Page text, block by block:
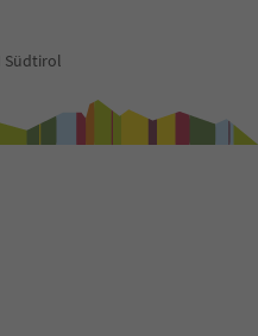
Südtirol